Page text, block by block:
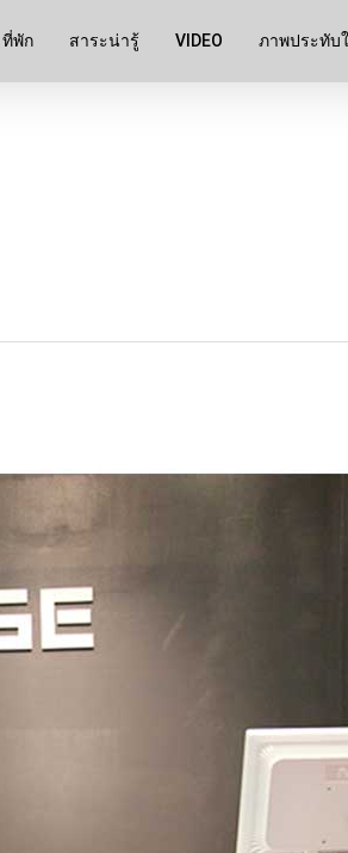
ที่พัก สาระน่ารู้ VIDEO ภาพประทับ